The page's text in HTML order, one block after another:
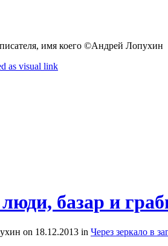
имя коего ©Андрей Лопухин
базар и
on 18.12.2013 in Через зеркало в